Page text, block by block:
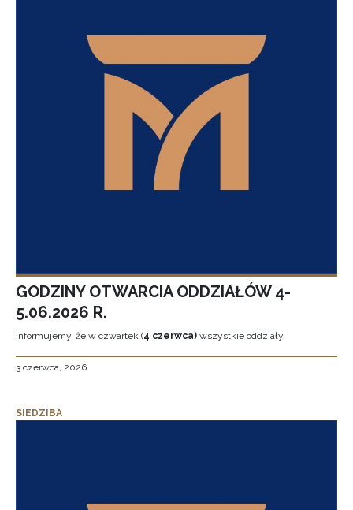
GODZINY OTWARCIA ODDZIAŁÓW 4-
5.06.2026 R.
Informujemy, że w czwartek (4 czerwca) wszystkie oddziały
3 czerwca, 2026
SIEDZIBA